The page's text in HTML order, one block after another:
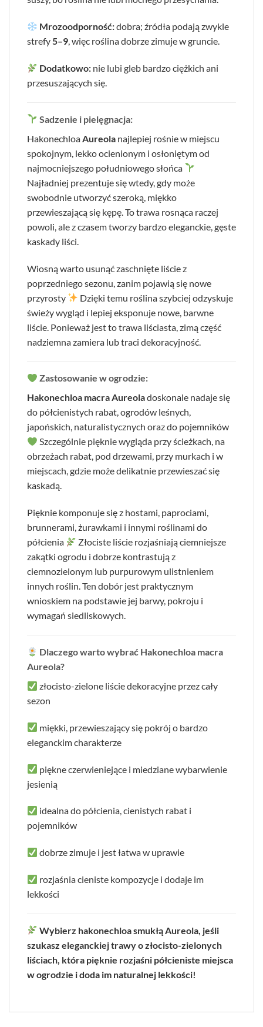
Mrozoodporność:dobra; źródła podają zwykle
strefy5–9, więc roślina dobrze zimuje w gruncie.
Dodatkowo: nie lubi gleb bardzo ciężkich ani
przesuszających się.
Sadzenie i pielęgnacja:
HakonechloaAureola najlepiej rośnie w miejscu
spokojnym, lekko ocienionym i osłoniętym od
najmocniejszego południowego słońca
Najładniej prezentuje się wtedy, gdy może
swobodnie utworzyć szeroką, miękko
przewieszającą się kępę. To trawa rosnąca raczej
powoli, ale z czasem tworzy bardzo eleganckie, gęste
kaskady liści.
Wiosną warto usunąć zaschnięte liście z
poprzedniego sezonu, zanim pojawią się nowe
przyrosty
Dzięki temu roślina szybciej odzyskuje
świeży wygląd i lepiej eksponuje nowe, barwne
liście. Ponieważ jest to trawa liściasta, zimą część
nadziemna zamiera lub traci dekoracyjność.
Zastosowanie w ogrodzie:
Hakonechloa macra Aureoladoskonale nadaje się
do półcienistych rabat, ogrodów leśnych,
japońskich, naturalistycznych oraz do pojemników
Szczególnie pięknie wygląda przy ścieżkach, na
obrzeżach rabat, pod drzewami, przy murkach i w
miejscach, gdzie może delikatnie przewieszać się
kaskadą.
Pięknie komponuje się z hostami, paprociami,
brunnerami, żurawkami i innymi roślinami do
półcienia
Złociste liście rozjaśniają ciemniejsze
zakątki ogrodu i dobrze kontrastują z
ciemnozielonym lub purpurowym ulistnieniem
innych roślin. Ten dobór jest praktycznym
wnioskiem na podstawie jej barwy, pokroju i
wymagań siedliskowych.
Dlaczego warto wybrać Hakonechloa macra
Aureola?
złocisto-zielone liście dekoracyjne przez cały
sezon
miękki, przewieszający się pokrój o bardzo
eleganckim charakterze
piękne czerwieniejące i miedziane wybarwienie
jesienią
idealna do półcienia, cienistych rabat i
pojemników
dobrze zimuje i jest łatwa w uprawie
rozjaśnia cieniste kompozycje i dodaje im
lekkości
Wybierz hakonechloa smukłą Aureola, jeśli
szukasz eleganckiej trawy o złocisto-zielonych
liściach, która pięknie rozjaśni półcieniste miejsca
w ogrodzie i doda im naturalnej lekkości!